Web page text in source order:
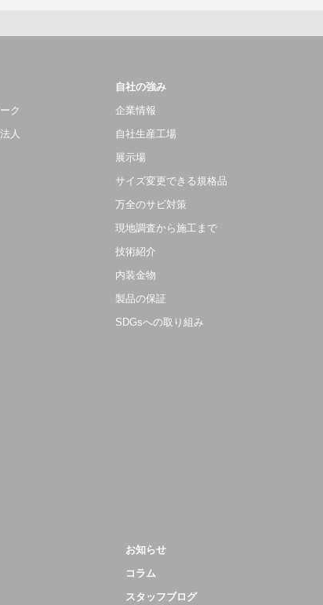
ク
人
自社の強み
企業情報
自社生産工場
展示場
サイズ変更できる規格品
万全のサビ対策
現地調査から施工まで
技術紹介
内装金物
製品の保証
SDGsへの取り組み
お知らせ
コラム
スタッフブログ